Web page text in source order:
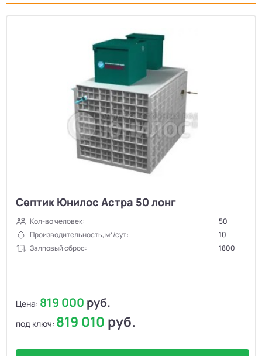
Септик Юнилос Астра 50 лонг
Кол-во человек:
50
Производительность, м³/сут:
10
Залповый сброс:
1800
Цена: 819 000 руб.
под ключ: 819 010 руб.